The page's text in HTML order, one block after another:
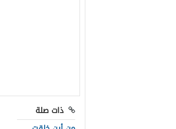
ذات صلة